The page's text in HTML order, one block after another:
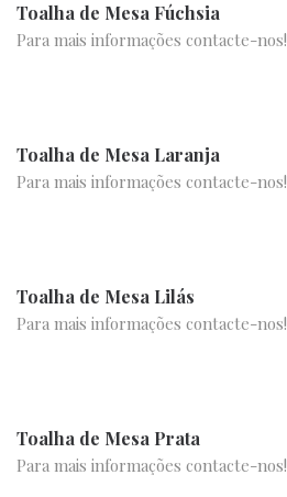
Toalha de Mesa Fúchsia
Para mais informações contacte-nos!
Toalha de Mesa Laranja
Para mais informações contacte-nos!
Toalha de Mesa Lilás
Para mais informações contacte-nos!
Toalha de Mesa Prata
Para mais informações contacte-nos!